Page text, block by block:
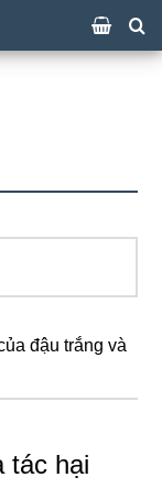
đậu trắng và
tác hại